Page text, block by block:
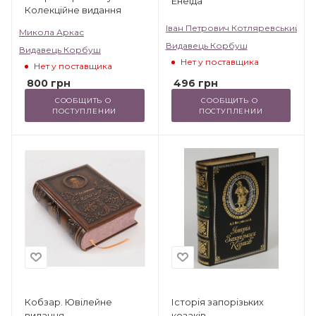
Колекційне видання
Микола Аркас
Видавець Корбуш
Нет у поставщика
800 грн
СООБЩИТЬ О
ПОСТУПЛЕНИИ
Іван Петрович Котляревський
Видавець Корбуш
Нет у поставщика
496 грн
СООБЩИТЬ О
ПОСТУПЛЕНИИ
Кобзар. Ювілейне
Історія запорізьких